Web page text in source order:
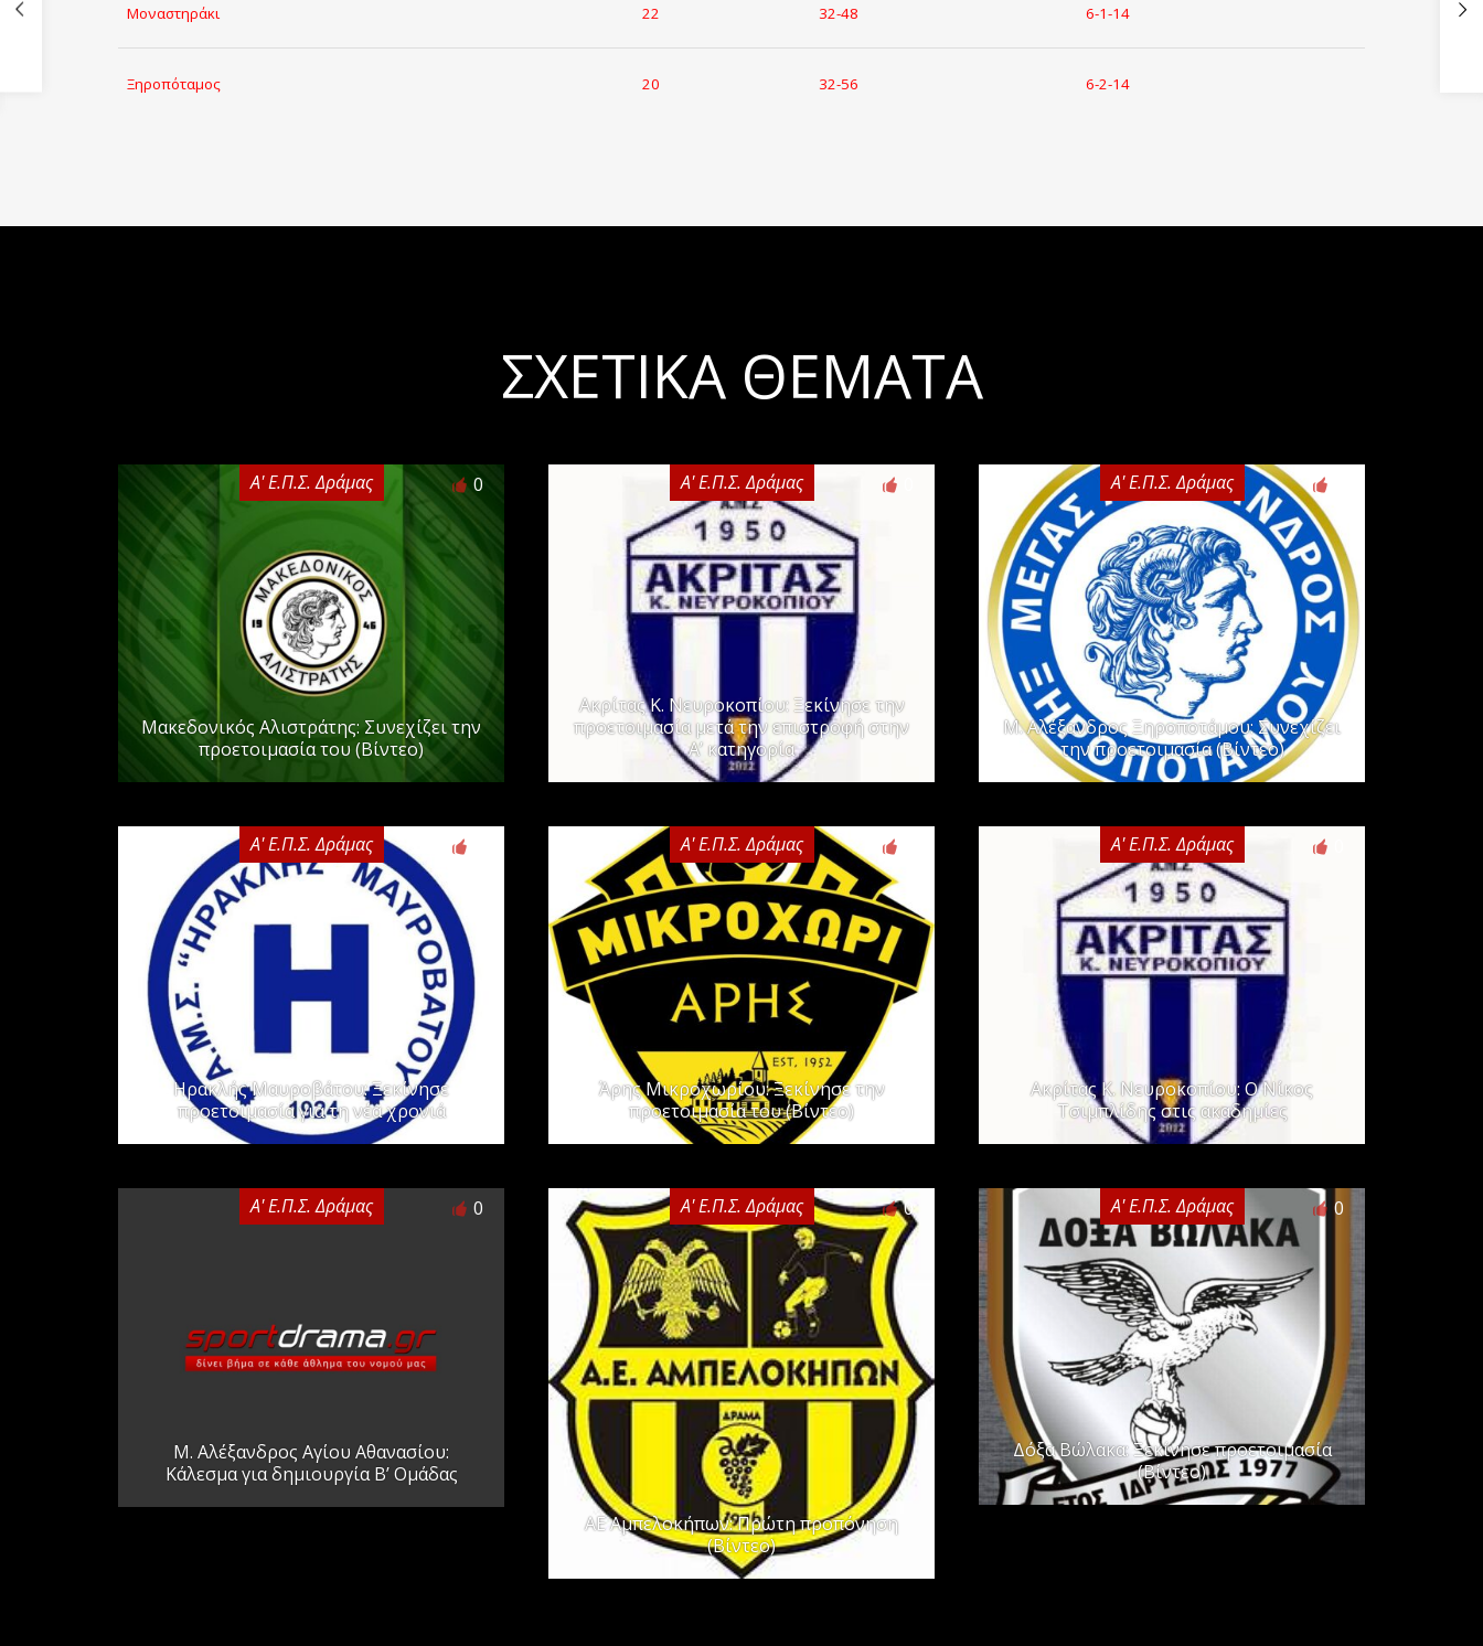
Μοναστηράκι 22 32-48 6-1-14
Ξηροπόταμος 20 32-56 6-2-14
ΣΧΕΤΙΚΆ ΘΈΜΑΤΑ
Α' Ε.Π.Σ. Δράμας 0
Μακεδονικός Αλιστράτης: Συνεχίζει την
προετοιμασία του (Βίντεο)
Α' Ε.Π.Σ. Δράμας
Ακρίτας Κ. Νευροκοπίου: Ξεκίνησε την
προετοιμασία μετά την επιστροφή στην
Α’ κατηγορία
Α' Ε.Π.Σ. Δράμας
Μ. Αλέξανδρος Ξηροποτάμου: Συνεχίζει
την προετοιμασία (Βίντεο)
Α' Ε.Π.Σ. Δράμας
Ηρακλής Μαυροβάτου: Ξεκίνησε
προετοιμασία για τη νέα χρονιά
Α' Ε.Π.Σ. Δράμας
Άρης Μικροχωρίου: Ξεκίνησε την
προετοιμασία του (Βίντεο)
Α' Ε.Π.Σ. Δράμας
Ακρίτας Κ. Νευροκοπίου: Ο Νίκος
Τσιμπλίδης στις ακαδημίες
Α' Ε.Π.Σ. Δράμας 0
Μ. Αλέξανδρος Αγίου Αθανασίου:
Κάλεσμα για δημιουργία Β’ Ομάδας
Α' Ε.Π.Σ. Δράμας 0
ΑΕ Αμπελοκήπων: Πρώτη προπόνηση
(Βίντεο)
Α' Ε.Π.Σ. Δράμας 0
Δόξα Βώλακα: Ξεκίνησε προετοιμασία
(Βίντεο)